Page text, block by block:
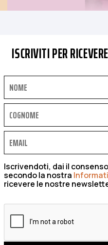
ISCRIVITI PER
Iscrivendoti, dai il
secondo la nostra
ricevere le nostre